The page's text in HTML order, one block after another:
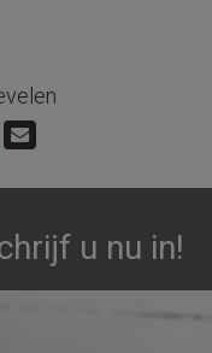
u nu in!